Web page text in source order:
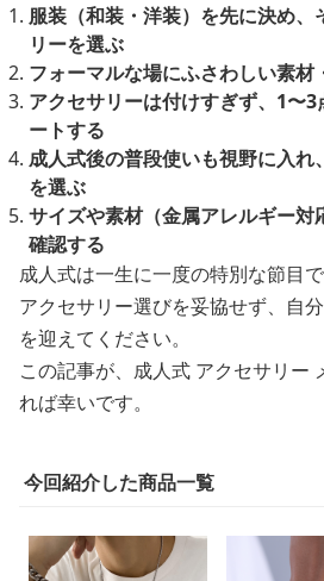
服装（和装・洋装）を先に決め、
リーを選ぶ
フォーマルな場にふさわしい素材
アクセサリーは付けすぎず、1〜
ートする
成人式後の普段使いも視野に入れ
を選ぶ
サイズや素材（金属アレルギー対
確認する
成人式は一生に一度の特別な節目で
アクセサリー選びを妥協せず、自
を迎えてください。
この記事が、成人式 アクセサリー
れば幸いです。
今回紹介した商品一覧